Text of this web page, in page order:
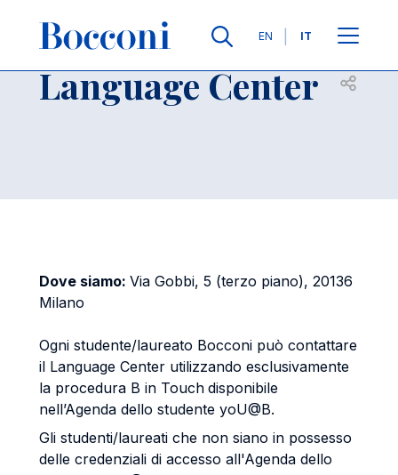
Lingue
EN IT
Briciole di pane
Language Center Apri
Dove siamo: Via Gobbi, 5 (terzo piano), 20136
Milano
Ogni studente/laureato Bocconi può contattare
il Language Center utilizzando esclusivamente
la procedura B in Touch disponibile
nell’Agenda dello studente yoU@B.
Gli studenti/laureati che non siano in possesso
delle credenziali di accesso all'Agenda dello